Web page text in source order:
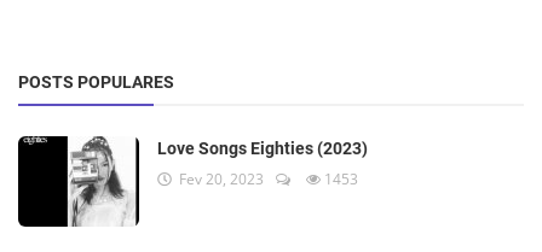
POSTS POPULARES
Love Songs Eighties (2023)
Fev 20, 2023 1453